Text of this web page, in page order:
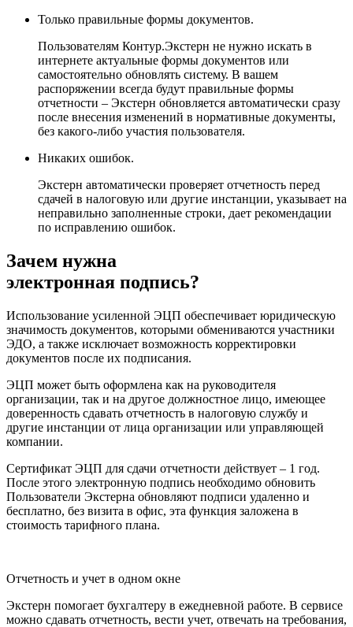
Только правильные формы документов.
Пользователям Контур.Экстерн не нужно искать в
интернете актуальные формы документов или
самостоятельно обновлять систему. В вашем
распоряжении всегда будут правильные формы
отчетности – Экстерн обновляется автоматически сразу
после внесения изменений в нормативные документы,
без какого-либо участия пользователя.
Никаких ошибок.
Экстерн автоматически проверяет отчетность перед
сдачей в налоговую или другие инстанции, указывает на
неправильно заполненные строки, дает рекомендации
по исправлению ошибок.
Зачем нужна
электронная подпись?
Использование усиленной ЭЦП обеспечивает юридическую
значимость документов, которыми обмениваются участники
ЭДО, а также исключает возможность корректировки
документов после их подписания.
ЭЦП может быть оформлена как на руководителя
организации, так и на другое должностное лицо, имеющее
доверенность сдавать отчетность в налоговую службу и
другие инстанции от лица организации или управляющей
компании.
Сертификат ЭЦП для сдачи отчетности действует – 1 год.
После этого электронную подпись необходимо обновить
Пользователи Экстерна обновляют подписи удаленно и
бесплатно, без визита в офис, эта функция заложена в
стоимость тарифного плана.
Отчетность и учет в одном окне
Экстерн помогает бухгалтеру в ежедневной работе. В сервисе
можно сдавать отчетность, вести учет, отвечать на требования,